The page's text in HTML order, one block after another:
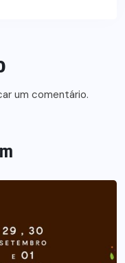
um comentário.